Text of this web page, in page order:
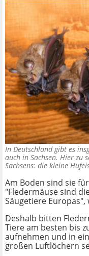
In Deutschland gibt es
auch in Sachsen. Hier zu
Sachsens: die kleine
Am Boden sind sie für
"Fledermäuse sind
Säugetiere Europas",
Deshalb bitten
Tieream besten bis
aufnehmen und in
großen Luftlöchern